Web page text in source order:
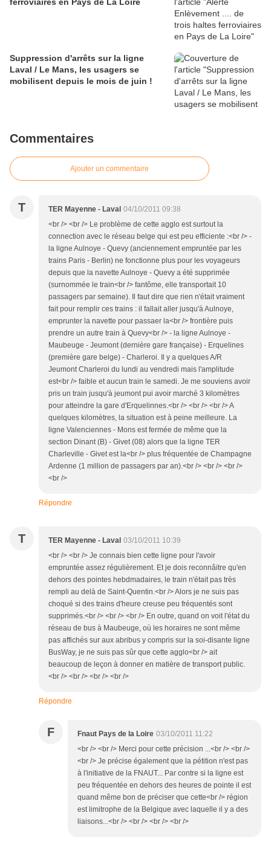
Suppression d'arrêts sur la ligne
Laval / Le Mans, les usagers se
mobilisent depuis le mois de juin !
Commentaires
Ajouter un commentaire
T TER Mayenne - Laval 04/10/2011 09:38
<br /> <br /> Le problème de cette agglo est surtout la
connection avec le réseau belge qui est peu efficiente :<br /> -
la ligne Aulnoye - Quevy (anciennement empruntée par les
trains Paris - Berlin) ne fonctionne plus pour les voyageurs
depuis que la navette Aulnoye - Quevy a été supprimée
(surnommée le train<br /> fantôme, elle transportait 10
passagers par semaine). Il faut dire que rien n'était vraiment
fait pour remplir ces trains : il fallait aller jusqu'à Aulnoye,
emprunter la navette pour passaer la<br /> frontière puis
prendre un autre train à Quevy<br /> - la ligne Aulnoye -
Maubeuge - Jeumont (dernière gare française) - Erquelines
(première gare belge) - Charleroi. Il y a quelques A/R
Jeumont Charleroi du lundi au vendredi mais l'amplitude
est<br /> faible et aucun train le samedi. Je me souviens avoir
pris un train jusqu'à jeumont pui avoir marché 3 kilomètres
pour atteindre la gare d'Erquelinnes.<br /> <br /> <br /> A
quelques kilomètres, la situation est à peine meilleure. La
ligne Valenciennes - Mons est fermée de même que la
section Dinant (B) - Givet (08) alors que la ligne TER
Charleville - Givet est la<br /> plus fréquentée de Champagne
Ardenne (1 million de passagers par an).<br /> <br /> <br />
<br />
Répondre
T TER Mayenne - Laval 03/10/2011 10:39
<br /> <br /> Je connais bien cette ligne pour l'avoir
empruntée assez régulièrement. Et je dois reconnâitre qu'en
dehors des pointes hebdmadaires, le train n'était pas très
rempli au delà de Saint-Quentin.<br /> Alors je ne suis pas
choqué si des trains d'heure creuse peu fréquentés sont
supprimés.<br /> <br /> <br /> En outre, quand on voit l'état du
réseau de bus à Maubeuge, où les horaires ne sont même
pas affichés sur aux abribus y compris sur la soi-disante ligne
BusWay, je ne suis pas sûr que cette agglo<br /> ait
beaucoup de leçon à donner en matière de transport public.
<br /> <br /> <br /> <br />
Répondre
F Fnaut Pays de la Loire 03/10/2011 11:22
<br /> <br /> Merci pour cette précision ...<br /> <br />
<br /> Je précise également que la pétition n'est pas
à l'initiative de la FNAUT... Par contre si la ligne est
peu fréquentée en dehors des heures de pointe il est
quand même bon de préciser que cette<br /> région
est limitrophe de la Belgique avec laquelle il y a des
liaisons...<br /> <br /> <br /> <br />